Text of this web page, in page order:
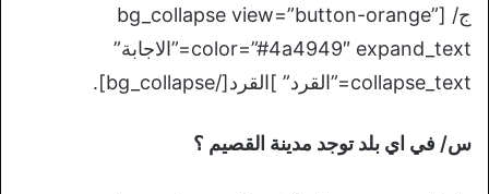
ج/ [bg_collapse view=”button-orange”
color=”#4a4949″ expand_text=”الاجابة”
collapse_text=”القرد” ]القرد[/bg_collapse].
س/ في اي بلد توجد مدينة القصيم ؟